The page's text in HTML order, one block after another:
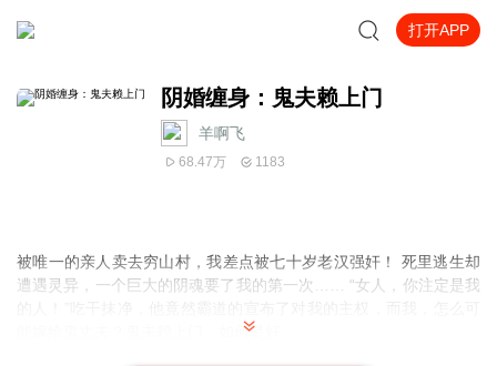
打开APP
阴婚缠身：鬼夫赖上门
羊啊飞
68.47万 1183
被唯一的亲人卖去穷山村，我差点被七十岁老汉强奸！ 死里逃生却
遭遇灵异，一个巨大的阴魂要了我的第一次…… “女人，你注定是我
能嫁给鬼丈夫？鬼夫赖上门，如何是好.......